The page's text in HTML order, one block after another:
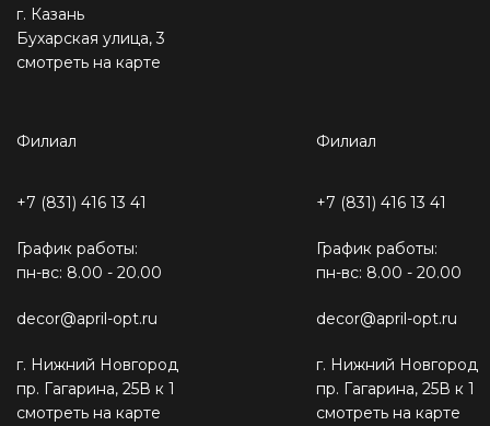
г. Казань
Бухарская улица, 3
смотреть на карте
Филиал
+7 (831) 416 13 41
График работы:
пн-вс: 8.00 - 20.00
decor@april-opt.ru
г. Нижний Новгород
пр. Гагарина, 25В к 1
смотреть на карте
Филиал
+7 (831) 416 13 41
График работы:
пн-вс: 8.00 - 20.00
decor@april-opt.ru
г. Нижний Новгород
пр. Гагарина, 25В к 1
смотреть на карте